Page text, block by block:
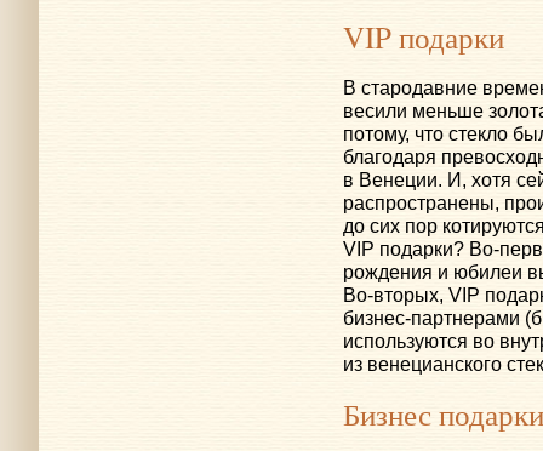
VIP подарки
В стародавние
весили меньше
потому, что стекло
благодаря
в Венеции. И, хотя
распространены,
до сих пор
VIP подарки? Во-
рождения и юбилеи
Во-вторых, VIP
бизнес-партнерами
используются во
из венецианского
Бизнес